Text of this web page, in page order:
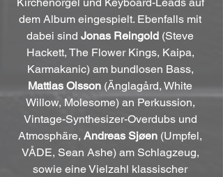
dem Album eingespielt. Ebenfalls mit
dabei sind Jonas Reingold (Steve
Hackett, The Flower Kings, Kaipa,
Karmakanic) am bundlosen Bass,
Mattias Olsson (Änglagård, White
Willow, Molesome) an Perkussion,
Vintage-Synthesizer-Overdubs und
Atmosphäre, Andreas Sjøen (Umpfel,
VÅDE, Sean Ashe) am Schlagzeug,
sowie eine Vielzahl klassischer